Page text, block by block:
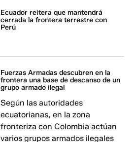
Ecuador reitera que mantendrá
cerrada la frontera terrestre con
Perú
Fuerzas Armadas descubren en la
frontera una base de descanso de un
grupo armado ilegal
Según las autoridades
ecuatorianas, en la zona
fronteriza con Colombia actúan
varios grupos armados ilegales